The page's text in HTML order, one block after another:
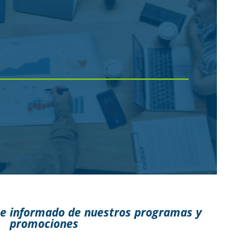
herramientas con las que
en tu programa
Ver más
informado de nuestros programas y
promociones